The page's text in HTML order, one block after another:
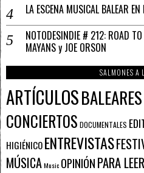
LA ESCENA MUSICAL BALEAR
NOTODESINDIE # 212: ROAD
MAYANS y JOE ORSON
SALMONES A
ARTÍCULOSBALEARES
CONCIERTOS DOCUMENTALES
HIGIÉNICOENTREVISTAS
MÚSICAMusic OPINIÓNPARA